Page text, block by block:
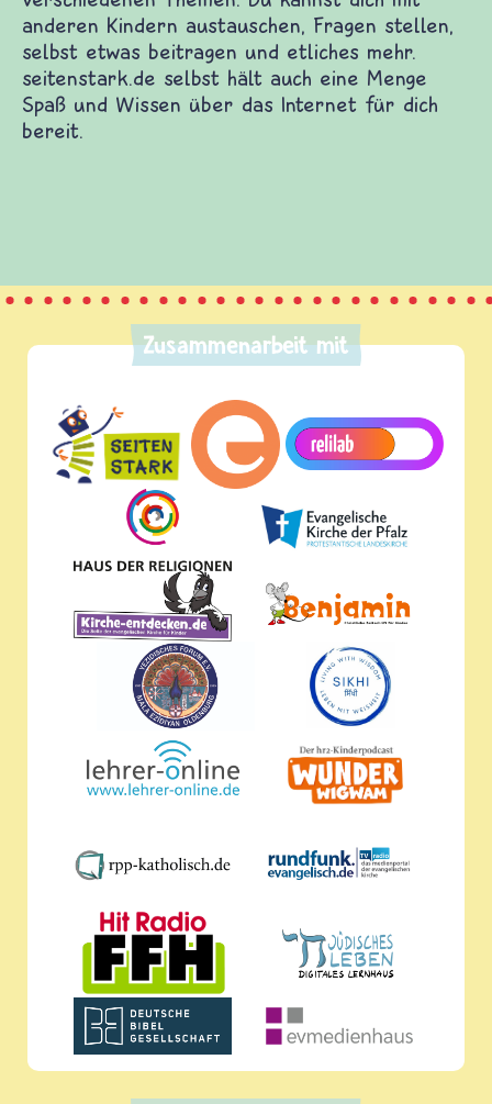
zu vielen guten Kinderwebsites. Dort
Filme auf dich und Informationen zu vielen
Du kannst dich mit anderen Kindern
stellen, selbst etwas beitragen und etliches
selbst hält auch eine Menge Spaß und Wissen
Zusammenarbeit mit